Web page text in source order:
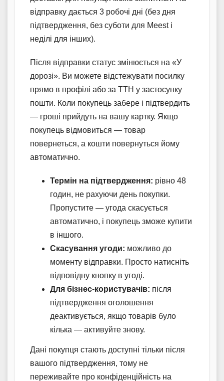
відправку дається 3 робочі дні (без дня
підтвердження, без суботи для Meest і
неділі для інших).
Після відправки статус змінюється на «У
дорозі». Ви можете відстежувати посилку
прямо в профілі або за ТТН у застосунку
пошти. Коли покупець забере і підтвердить
— гроші прийдуть на вашу картку. Якщо
покупець відмовиться — товар
повернеться, а кошти повернуться йому
автоматично.
Термін на підтвердження: рівно 48
годин, не рахуючи день покупки.
Пропустите — угода скасується
автоматично, і покупець зможе купити
в іншого.
Скасування угоди: можливо до
моменту відправки. Просто натисніть
відповідну кнопку в угоді.
Для бізнес-користувачів: після
підтвердження оголошення
деактивується, якщо товарів було
кілька — активуйте знову.
Дані покупця стають доступні тільки після
вашого підтвердження, тому не
переживайте про конфіденційність на